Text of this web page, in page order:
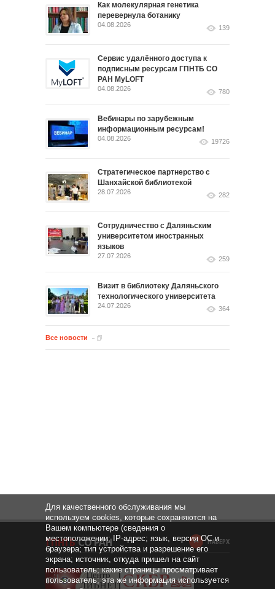
Как молекулярная генетика
перевернула ботанику
04.08.2026 139
Сервис удалённого доступа к
подписным ресурсам ГПНТБ СО
РАН MyLOFT
04.08.2026 780
Вебинары по зарубежным
информационным ресурсам!
04.08.2026 19726
Стратегическое партнерство с
Шанхайской библиотекой
28.07.2026 282
Сотрудничество с Даляньским
университетом иностранных
языков
27.07.2026 259
Визит в библиотеку Даляньского
технологического университета
24.07.2026 364
Все новости
НАВЕРХ
Для качественного обслуживания мы
используем cookies, которые сохраняются на
Вашем компьютере (сведения о
местоположении; IP-адрес; язык, версия ОС и
браузера; тип устройства и разрешение его
экрана; источник, откуда пришел на сайт
пользователь; какие страницы просматривает
пользователь; эта же информация используется